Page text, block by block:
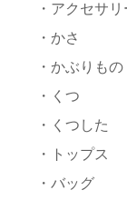
アクセサリ
かさ
かぶりもの
くつ
くつした
トップス
バッグ